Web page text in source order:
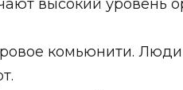
высокий уровень
комьюнити.